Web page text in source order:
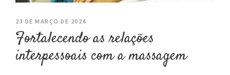
23 DE MARÇO DE 2024
Fortalecendo as relações
interpessoais com a massagem